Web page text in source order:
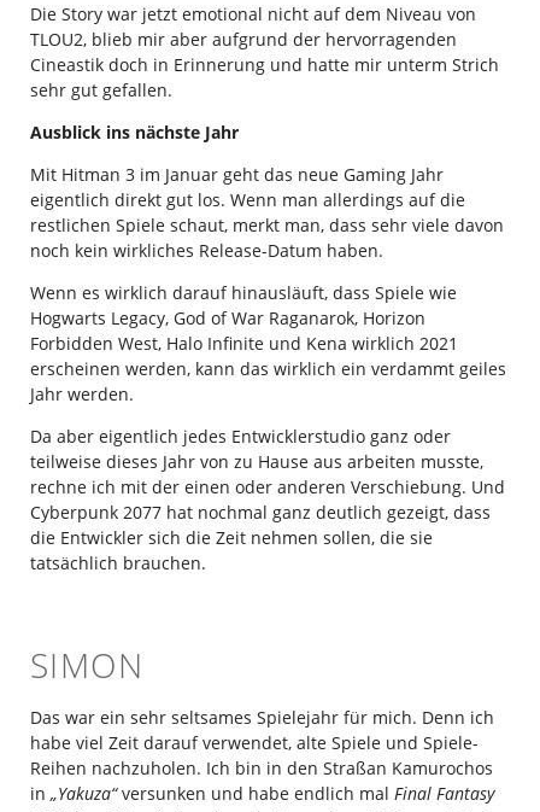
Die Story war jetzt emotional nicht auf dem Niveau von
TLOU2, blieb mir aber aufgrund der hervorragenden
Cineastik doch in Erinnerung und hatte mir unterm Strich
sehr gut gefallen.
Ausblick ins nächste Jahr
Mit Hitman 3 im Januar geht das neue Gaming Jahr
eigentlich direkt gut los. Wenn man allerdings auf die
restlichen Spiele schaut, merkt man, dass sehr viele davon
noch kein wirkliches Release-Datum haben.
Wenn es wirklich darauf hinausläuft, dass Spiele wie
Hogwarts Legacy, God of War Raganarok, Horizon
Forbidden West, Halo Infinite und Kena wirklich 2021
erscheinen werden, kann das wirklich ein verdammt geiles
Jahr werden.
Da aber eigentlich jedes Entwicklerstudio ganz oder
teilweise dieses Jahr von zu Hause aus arbeiten musste,
rechne ich mit der einen oder anderen Verschiebung. Und
Cyberpunk 2077 hat nochmal ganz deutlich gezeigt, dass
die Entwickler sich die Zeit nehmen sollen, die sie
tatsächlich brauchen.
SIMON
Das war ein sehr seltsames Spielejahr für mich. Denn ich
habe viel Zeit darauf verwendet, alte Spiele und Spiele-
Reihen nachzuholen. Ich bin in den Straßan Kamurochos
in „Yakuza“versunken und habe endlich mal Final Fantasy